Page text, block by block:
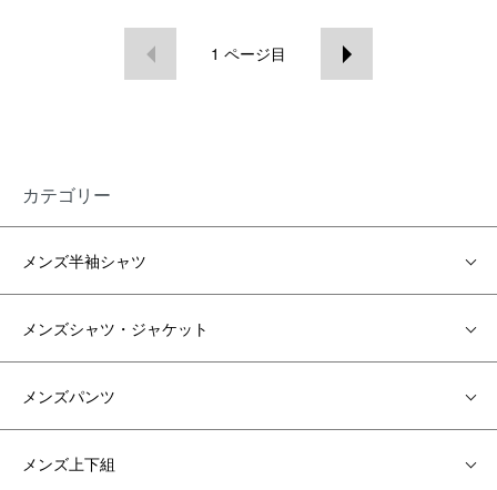
1 ページ目
カテゴリー
メンズ半袖シャツ
メンズシャツ・ジャケット
メンズパンツ
メンズ上下組